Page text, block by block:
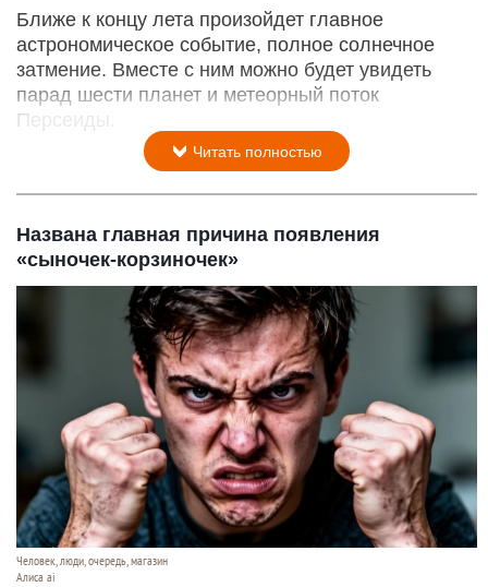
Ближе к концу лета произойдет главное
астрономическое событие, полное солнечное
затмение. Вместе с ним можно будет увидеть
парад шести планет и метеорный поток
Персеиды.
Читать полностью
Названа главная причина появления
«сыночек-корзиночек»
Человек, люди, очередь, магазин
Алиса ai